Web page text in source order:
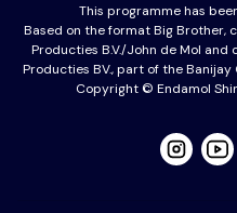
This programme has
Based on the format Big Brother,
Producties B.V./John de Mol and
Producties BV., part of the
Copyright © Endamol